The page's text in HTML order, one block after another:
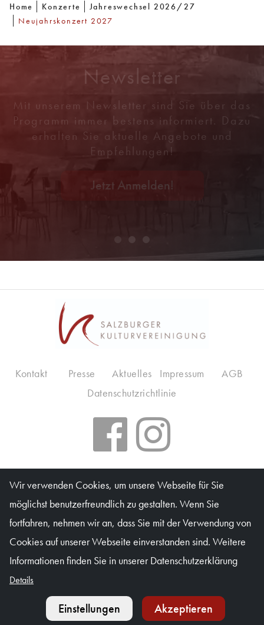
Home Konzerte
Jahreswechsel 2026/27
Neujahrskonzert 2027
Kalender Ticket
Newsletter
Mit unserem Newsletter sind Sie über das
Programm immer bestens informiert. Dazu
erhalten Sie aktuelle Angebote und
Empfehlungen!
Jetzt Anmelden!
Salzburger Kulturvereinigung
Kartenbüro: Mo & Do 10–16 Uhr, Di, Mi, Fr 10–13 Uhr
Waagplatz 1a (Trakl-Haus), 5020 Salzburg
© Salzburger Kulturvereinigung 2026
Kontakt Presse Aktuelles Impressum
AGB
Datenschutzrichtlinie
Wir verwenden Cookies, um unsere Webseite für Sie
möglichst benutzerfreundlich zu gestalten. Wenn Sie
fortfahren, nehmen wir an, dass Sie mit der Verwendung von
Cookies auf unserer Webseite einverstanden sind. Weitere
Informationen finden Sie in unserer Datenschutzerklärung
Details
Einstellungen Akzeptieren